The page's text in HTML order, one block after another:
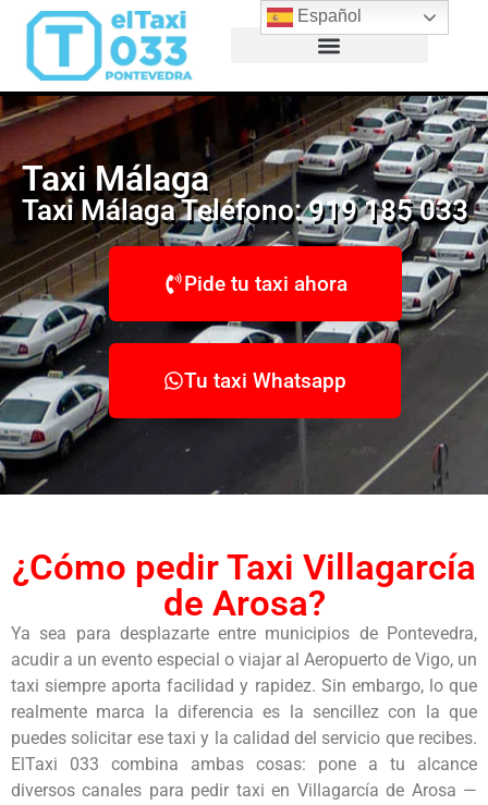
Taxi Málaga
Taxi Málaga Teléfono​: 919 185 033
Pide tu taxi ahora
Tu taxi Whatsapp
¿Cómo pedir Taxi Villagarcía
de Arosa?
Ya sea para desplazarte entre municipios de Pontevedra,
acudir a un evento especial o viajar al Aeropuerto de Vigo, un
taxi siempre aporta facilidad y rapidez. Sin embargo, lo que
realmente marca la diferencia es la sencillez con la que
puedes solicitar ese taxi y la calidad del servicio que recibes.
ElTaxi 033 combina ambas cosas: pone a tu alcance
diversos canales para pedir taxi en Villagarcía de Arosa —
Español